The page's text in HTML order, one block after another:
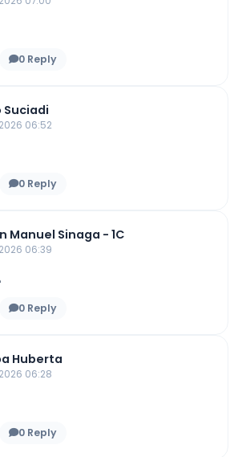
0 Reply
Suciadi
06:52
0 Reply
Manuel Sinaga - 1C
06:39
0 Reply
Huberta
06:28
0 Reply